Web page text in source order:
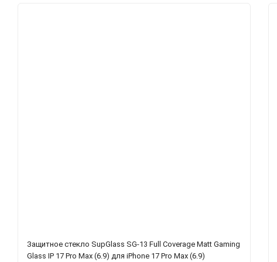
Защитное стекло SupGlass SG-13 Full Coverage Matt Gaming
Glass IP 17 Pro Max (6.9) для iPhone 17 Pro Max (6.9)